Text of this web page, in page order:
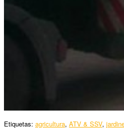
Etiquetas: agricultura, ATV & SSV,